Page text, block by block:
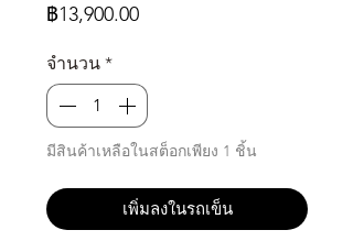
฿13,900.00ราคา
จำนวน *
มีสินค้าเหลือในสต็อกเพียง 1 ชิ้น
เพิ่มลงในรถเข็น